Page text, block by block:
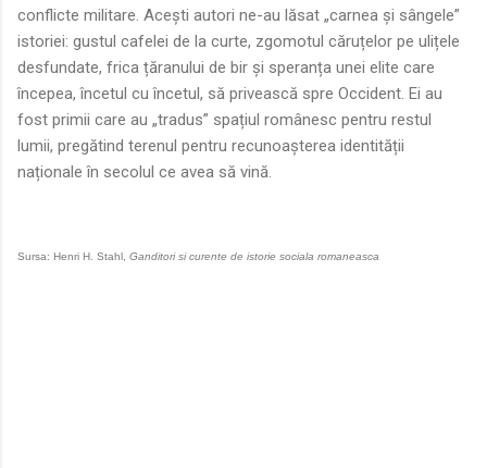
conflicte militare. Acești autori ne-au lăsat „carnea și sângele”
istoriei: gustul cafelei de la curte, zgomotul căruțelor pe ulițele
desfundate, frica țăranului de bir și speranța unei elite care
începea, încetul cu încetul, să privească spre Occident. Ei au
fost primii care au „tradus” spațiul românesc pentru restul
lumii, pregătind terenul pentru recunoașterea identității
naționale în secolul ce avea să vină.
Sursa: Henri H. Stahl, Ganditori si curente de istorie sociala romaneasca